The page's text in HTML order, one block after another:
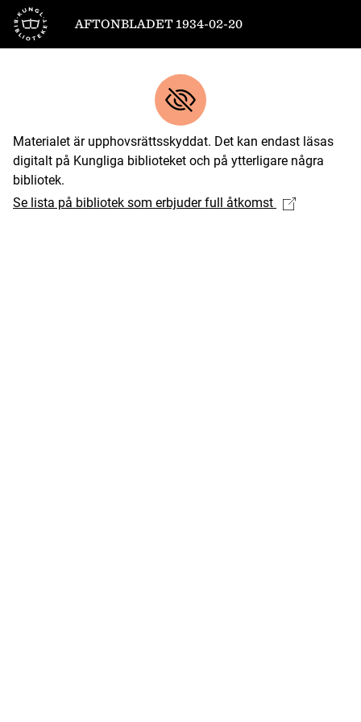
Till startsidan
AFTONBLADET 1934-02-20
Materialet är upphovsrättsskyddat. Det kan endast läsas
digitalt på Kungliga biblioteket och på ytterligare några
bibliotek.
Se lista på bibliotek som erbjuder full åtkomst